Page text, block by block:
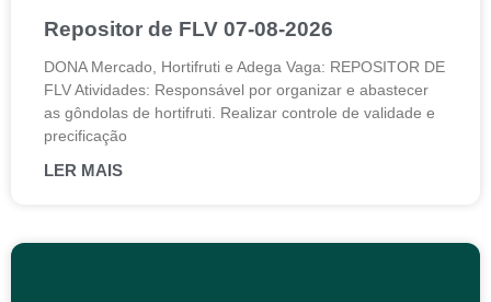
Repositor de FLV 07-08-2026
DONA Mercado, Hortifruti e Adega Vaga: REPOSITOR DE
FLV Atividades: Responsável por organizar e abastecer
as gôndolas de hortifruti. Realizar controle de validade e
precificação
LER MAIS